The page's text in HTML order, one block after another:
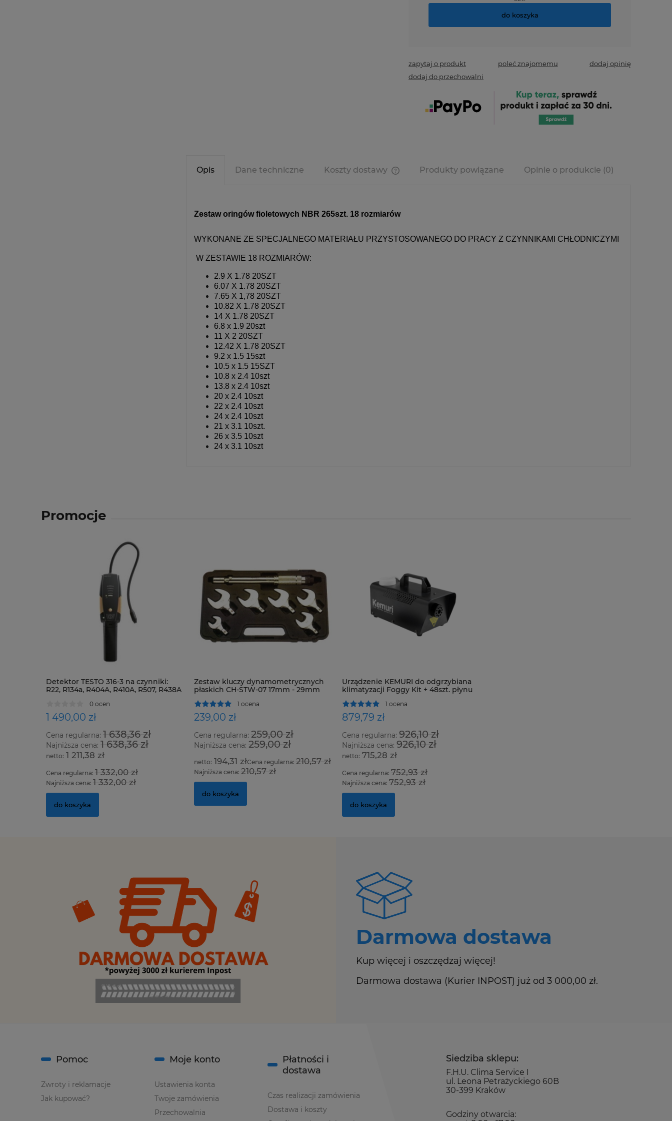
do koszyka
zapytaj o produkt poleć znajomemu
dodaj opinię
dodaj do przechowalni
Opis Dane techniczne Koszty dostawy Produkty powiązane Opinie o produkcie (0)
Zestaw oringów fioletowych NBR 265szt. 18 rozmiarów
WYKONANE ZE SPECJALNEGO MATERIAŁU PRZYSTOSOWANEGO DO PRACY Z CZYNNIKAMI CHŁODNICZYMI
W ZESTAWIE 18 ROZMIARÓW:
2.9 X 1.78 20SZT
6.07 X 1.78 20SZT
7.65 X 1,78 20SZT
10.82 X 1.78 20SZT
14 X 1.78 20SZT
6.8 x 1.9 20szt
11 X 2 20SZT
12.42 X 1.78 20SZT
9.2 x 1.5 15szt
10.5 x 1.5 15SZT
10.8 x 2.4 10szt
13.8 x 2.4 10szt
20 x 2.4 10szt
22 x 2.4 10szt
24 x 2.4 10szt
21 x 3.1 10szt.
26 x 3.5 10szt
24 x 3.1 10szt
Promocje
Detektor TESTO 316-3 na czynniki:
R22, R134a, R404A, R410A, R507, R438A
0 ocen
1 490,00 zł
Cena regularna: 1 638,36 zł
Najniższa cena: 1 638,36 zł
1 211,38 zł
Cena regularna: 1 332,00 zł
Najniższa cena: 1 332,00 zł
do koszyka
Zestaw kluczy dynamometrycznych
płaskich CH-STW-07 17mm - 29mm
1 ocena
239,00 zł
Cena regularna: 259,00 zł
Najniższa cena: 259,00 zł
194,31 złCena regularna:210,57 zł
Najniższa cena: 210,57 zł
do koszyka
Urządzenie KEMURI do odgrzybiana
klimatyzacji Foggy Kit + 48szt. płynu
1 ocena
879,79 zł
Cena regularna: 926,10 zł
Najniższa cena: 926,10 zł
715,28 zł
Cena regularna: 752,93 zł
Najniższa cena: 752,93 zł
do koszyka
Darmowa dostawa
Kup więcej i oszczędzaj więcej!
Darmowa dostawa (Kurier INPOST) już od 3 000,00 zł.
Siedziba sklepu:
F.H.U. Clima Service I
ul. Leona Petrażyckiego 60B
30-399 Kraków
Godziny otwarcia:
Pomoc
Zwroty i reklamacje
Jak kupować?
Moje konto
Ustawienia konta
Twoje zamówienia
Przechowalnia
Płatności i
dostawa
Czas realizacji zamówienia
Dostawa i koszty